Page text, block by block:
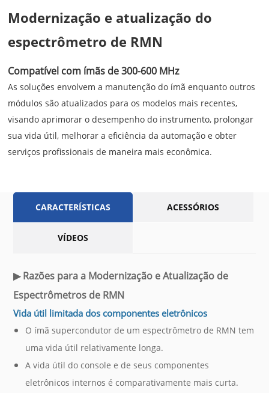
Modernização e atualização do
espectrômetro de RMN
Compatível com ímãs de 300-600 MHz
As soluções envolvem a manutenção do ímã enquanto outros
módulos são atualizados para os modelos mais recentes,
visando aprimorar o desempenho do instrumento, prolongar
sua vida útil, melhorar a eficiência da automação e obter
serviços profissionais de maneira mais econômica.
CARACTERÍSTICAS ACESSÓRIOS
VÍDEOS
▶Razões para a Modernização e Atualização de
Espectrômetros de RMN
Vida útil limitada dos componentes eletrônicos
O ímã supercondutor de um espectrômetro de RMN tem
uma vida útil relativamente longa.
A vida útil do console e de seus componentes
eletrônicos internos é comparativamente mais curta.